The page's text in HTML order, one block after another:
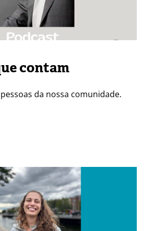
contam
da nossa comunidade.
Spotify